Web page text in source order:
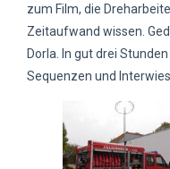
zum Film, die
Zeitaufwand wissen.
Dorla. In gut drei
Sequenzen und